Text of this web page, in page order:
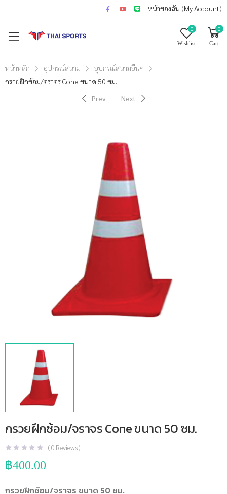
หน้าของฉัน (My Account)
0
Wishlist
0
Cart
หน้าหลัก อุปกรณ์สนาม
อุปกรณ์สนามอื่นๆ
กรวยฝึกซ้อม/จราจร Cone ขนาด 50 ซม.
Prev
Next
กรวยฝึกซ้อม/จราจร Cone ขนาด 50 ซม.
(0 Reviews )
฿400.00
กรวยฝึกซ้อม/จราจร ขนาด 50 ซม.